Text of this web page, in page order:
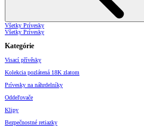
Všetky Prívesky
Všetky Prívesky
Kategórie
Visací přívěsky
Kolekcia pozlátená 18K zlatom
Prívesky na náhrdelníky
Oddeľovače
Klipy
Bezpečnostné retiazky